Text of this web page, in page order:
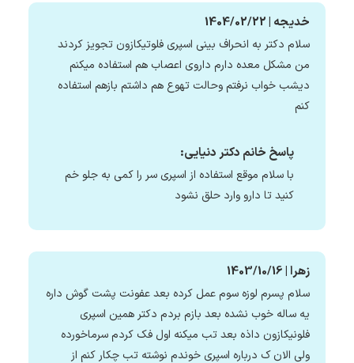
خدیجه | 1404/02/22
سلام دکتر به انحراف بینی اسپری فلوتیکازون تجویز کردند
من مشکل معده دارم داروی اعصاب هم استفاده میکنم
دیشب خواب نرفتم وحالت تهوع هم داشتم بازهم استفاده
کنم
پاسخ خانم دکتر دنیایی:
با سلام موقع استفاده از اسپری سر را کمی به جلو خم
کنید تا دارو وارد حلق نشود
زهرا | 1403/10/16
سلام پسرم لوزه سوم عمل کرده بعد عفونت پشت گوش داره
یه ساله خوب نشده بعد بازم بردم دکتر همین اسپری
فلونیکازون داذه بعد تب میکنه اول فک کردم سرماخورده
ولی الان ک درباره اسپری خوندم نوشته تب چکار کنم از